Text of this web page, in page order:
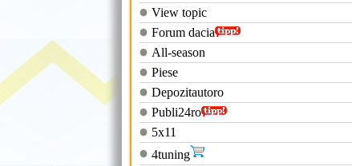
View topic
Forum dacia
All-season
Piese
Depozitautoro
Publi24ro
5x11
4tuning